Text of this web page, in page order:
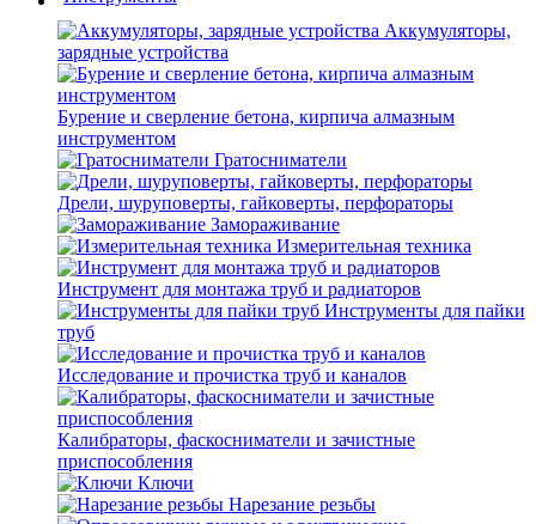
Аккумуляторы,
зарядные устройства
Бурение и сверление бетона, кирпича алмазным
инструментом
Гратосниматели
Дрели, шуруповерты, гайковерты, перфораторы
Замораживание
Измерительная техника
Инструмент для монтажа труб и радиаторов
Инструменты для пайки
труб
Исследование и прочистка труб и каналов
Калибраторы, фаскосниматели и зачистные
приспособления
Ключи
Нарезание резьбы